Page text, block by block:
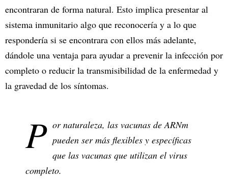
encontraran de forma natural. Esto implica presentar al
sistema inmunitario algo que reconocería y a lo que
respondería si se encontrara con ellos más adelante,
dándole una ventaja para ayudar a prevenir la infección por
completo o reducir la transmisibilidad de la enfermedad y
la gravedad de los síntomas.
P or naturaleza, las vacunas de ARNm
pueden ser más flexibles y específicas
que las vacunas que utilizan el virus
completo.